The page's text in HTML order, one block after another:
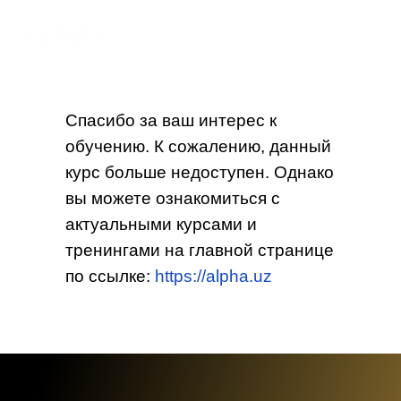
Спасибо за ваш интерес к
обучению. К сожалению, данный
курс больше недоступен. Однако
вы можете ознакомиться с
актуальными курсами и
тренингами на главной странице
по ссылке: https://alpha.uz